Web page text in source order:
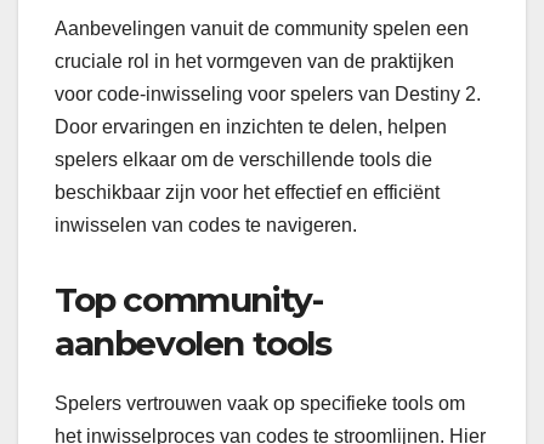
Aanbevelingen vanuit de community spelen een
cruciale rol in het vormgeven van de praktijken
voor code-inwisseling voor spelers van Destiny 2.
Door ervaringen en inzichten te delen, helpen
spelers elkaar om de verschillende tools die
beschikbaar zijn voor het effectief en efficiënt
inwisselen van codes te navigeren.
Top community-
aanbevolen tools
Spelers vertrouwen vaak op specifieke tools om
het inwisselproces van codes te stroomlijnen. Hier